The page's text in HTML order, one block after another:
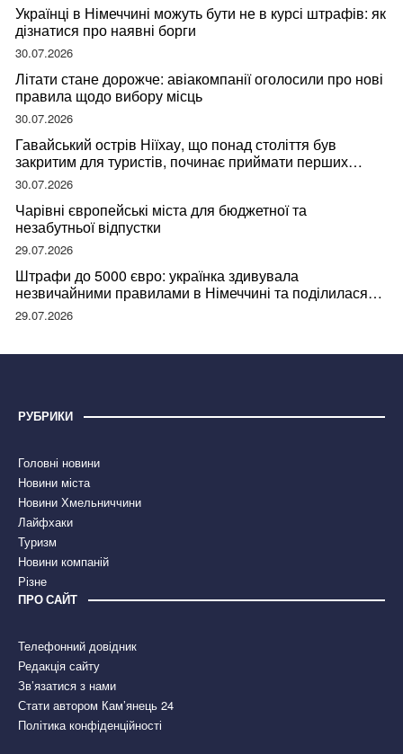
Українці в Німеччині можуть бути не в курсі штрафів: як
дізнатися про наявні борги
30.07.2026
Літати стане дорожче: авіакомпанії оголосили про нові
правила щодо вибору місць
30.07.2026
Гавайський острів Ніїхау, що понад століття був
закритим для туристів, починає приймати перших
відвідувачів
30.07.2026
Чарівні європейські міста для бюджетної та
незабутньої відпустки
29.07.2026
Штрафи до 5000 євро: українка здивувала
незвичайними правилами в Німеччині та поділилася
правдою
29.07.2026
РУБРИКИ
Головні новини
Новини міста
Новини Хмельниччини
Лайфхаки
Туризм
Новини компаній
Різне
ПРО САЙТ
Телефонний довідник
Редакція сайту
Зв’язатися з нами
Стати автором Кам’янець 24
Політика конфіденційності